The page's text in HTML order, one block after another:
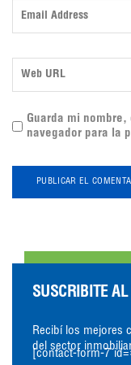
Guarda mi
navegador para la
SUSCRIBITE
Recibí los mejores
del sector
[contact-form-7